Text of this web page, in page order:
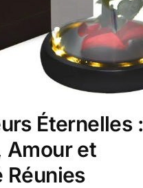
Éternelles :
Amour et
Réunies